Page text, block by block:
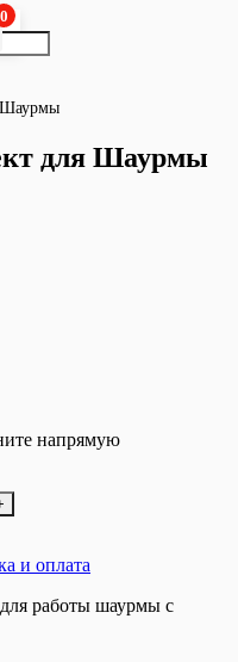
0
Шаурмы
для Шаурмы
напрямую
и оплата
работы шаурмы с